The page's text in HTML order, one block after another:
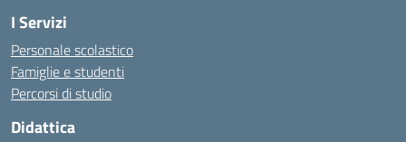
I Servizi
Personale scolastico
Famiglie e studenti
Percorsi di studio
Didattica